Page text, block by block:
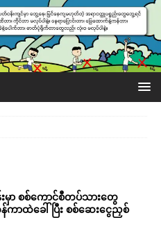
ာ စစ်ကောင်စီတပ်သားတွေ
ထဲခေါ်ပြီး စစ်ဆေးငွေညှစ်